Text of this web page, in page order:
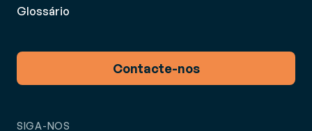
Glossário
Contacte-nos
SIGA-NOS